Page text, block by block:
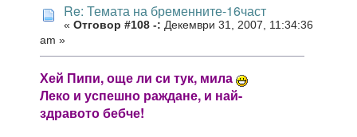
Re: Темата на бременните-16част
« Отговор #108 -: Декември 31, 2007, 11:34:36
am »
Хей Пипи, още ли си тук, мила
Леко и успешно раждане, и най-
здравото бебче!